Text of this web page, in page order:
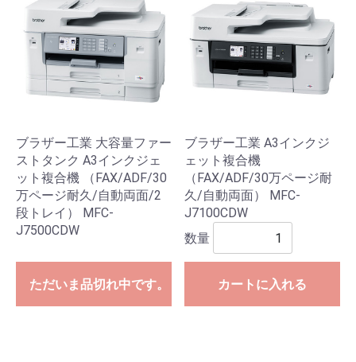
ブラザー工業 大容量ファー
ストタンク A3インクジェ
ット複合機 （FAX/ADF/30
万ページ耐久/自動両面/2
段トレイ） MFC-
J7500CDW
ただいま品切れ中です。
ブラザー工業 A3インクジ
ェット複合機
（FAX/ADF/30万ページ耐
久/自動両面） MFC-
J7100CDW
数量
カートに入れる